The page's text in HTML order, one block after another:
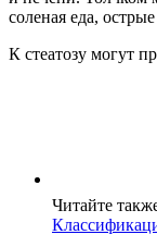
соленая еда,
К стеатозу могут
Читайте